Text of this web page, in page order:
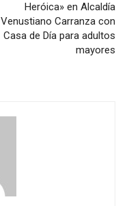
Heróica» en Alcaldía
Venustiano Carranza con
Casa de Día para adultos
mayores